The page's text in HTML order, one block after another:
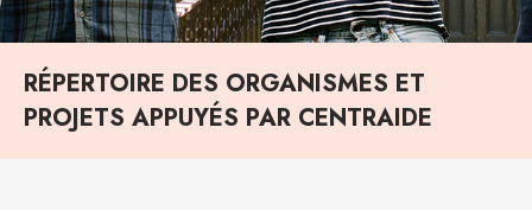
RÉPERTOIRE DES ORGANISMES ET
PROJETS APPUYÉS PAR CENTRAIDE